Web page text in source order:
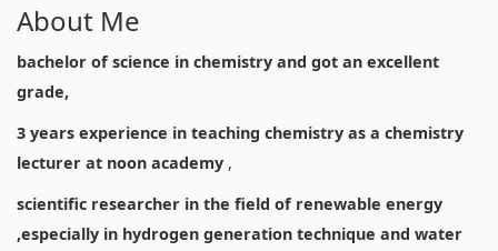
About Me
bachelor of science in chemistry and got an excellent
grade,
3 years experience in teaching chemistry as a chemistry
lecturer at noon academy ,
scientific researcher in the field of renewable energy
,especially in hydrogen generation technique and water